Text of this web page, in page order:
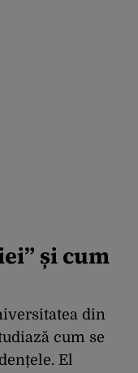
și cum
din
cum se
El